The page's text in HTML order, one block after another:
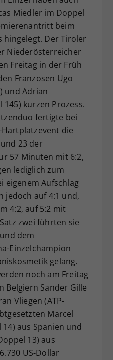
Miedler im Doppel
beim
hingelegt. Der Tiroler
Niederösterreicher
Freitag in der Früh
Franzosen Ugo
und Adrian
145) kurzen Prozess.
fertigte bei
Hartplatzevent die
23 der
57 Minuten mit 6:2,
lediglich zum
eigenem Aufschlag
jedoch auf 4:1 und,
4:2, auf 5:2 mit
zwei führten sie
dem
Einzelchampion
gelang.
noch am Freitag
Belgiern Sander Gille
Vliegen (ATP-
Marcel
aus Spanien und
13) aus
US-Dollar
Ihre Consent-
Unter anderem eine
ID, für die
Ihrer
Einstellungen, falls der
dies eingestellt